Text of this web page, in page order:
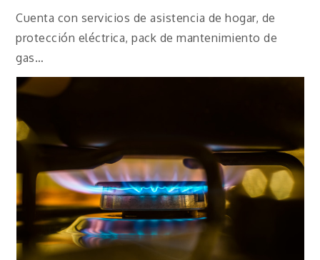
Cuenta con servicios de asistencia de hogar, de
protección eléctrica, pack de mantenimiento de
gas…